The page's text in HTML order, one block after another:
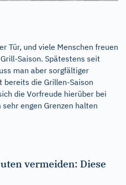
Tür, und viele Menschen freuen
Saison. Spätestens seit
man aber sorgfältiger
bereits die Grillen-Saison
die Vorfreude hierüber bei
engen Grenzen halten
vermeiden: Diese